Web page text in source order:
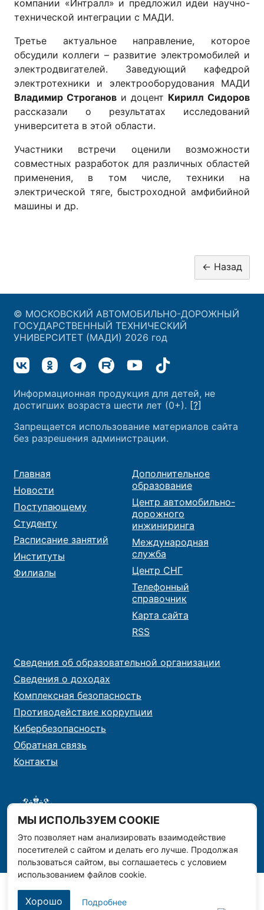
компании «Интралл» и предложил идеи научно-
технической интеграции с МАДИ.
Третье актуальное направление, которое
обсудили коллеги – развитие электромобилей и
электродвигателей. Заведующий кафедрой
электротехники и электрооборудования МАДИ
Владимир Строганов и доцент Кирилл Сидоров
рассказали о результатах исследований
университета в этой области.
Участники встречи оценили возможности
совместных разработок для различных областей
применения, в том числе, техники на
электрической тяге, быстроходной амфибийной
машины и др.
МЫ ИСПОЛЬЗУЕМ COOKIE
Это позволяет нам анализировать взаимодействие
посетителей с сайтом и делать его лучше. Продолжая
пользоваться сайтом, вы соглашаетесь с условием
использованием файлов cookie.
Хорошо Подробнее
© МОСКОВСКИЙ АВТОМОБИЛЬНО-ДОРОЖНЫЙ
ГОСУДАРСТВЕННЫЙ ТЕХНИЧЕСКИЙ
УНИВЕРСИТЕТ (МАДИ) 2026 год
Информационная продукция для детей, не
достигших возраста шести лет (0+). [?]
Запрещается использование материалов сайта
без разрешения администрации.
Главная
Новости
Поступающему
Студенту
Расписание занятий
Институты
Филиалы
Дополнительное
образование
Центр автомобильно-
дорожного
инжиниринга
Международная
служба
Центр СНГ
Телефонный
справочник
Карта сайта
RSS
Сведения об образовательной организации
Сведения о доходах
Комплексная безопасность
Противодействие коррупции
Кибербезопасность
Обратная связь
Контакты